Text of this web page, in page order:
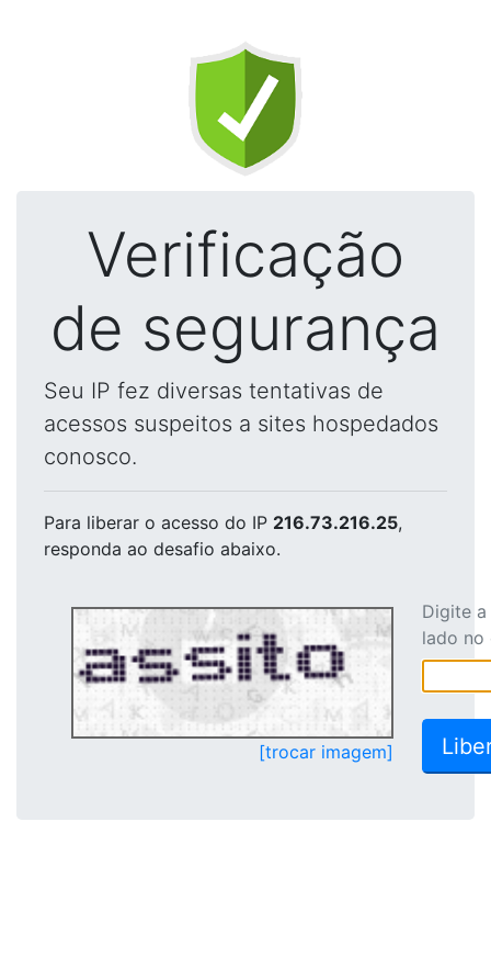
Verificação
de segurança
Seu IP fez diversas tentativas de
acessos suspeitos a sites hospedados
conosco.
Para liberar o acesso do IP 216.73.216.25,
responda ao desafio abaixo.
[trocar imagem]
Digite
lado no